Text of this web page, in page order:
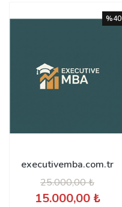
executivemba.com.tr
25.000,00 ₺
15.000,00 ₺
%40